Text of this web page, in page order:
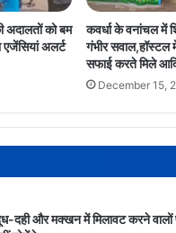
अदालतों को बम
एजेंसियां अलर्ट
कवर्धा के वनांचल में
गंभीर सवाल,हॉस्टल
सफाई करते मिले
December 15,
दही और मक्खन में मिलावट करने